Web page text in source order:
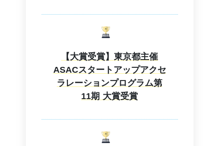
【大賞受賞】東京都主催
ASACスタートアップアクセ
ラレーションプログラム第
11期 大賞受賞